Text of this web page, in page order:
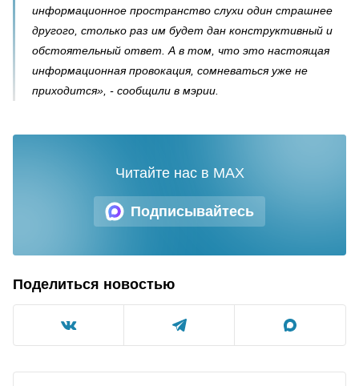
информационное пространство слухи один страшнее
другого, столько раз им будет дан конструктивный и
обстоятельный ответ. А в том, что это настоящая
информационная провокация, сомневаться уже не
приходится», - сообщили в мэрии.
Подписывайтесь
Читайте нас в MAX
Поделиться новостью